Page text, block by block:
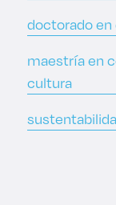
doctorado
maestría en
cultura